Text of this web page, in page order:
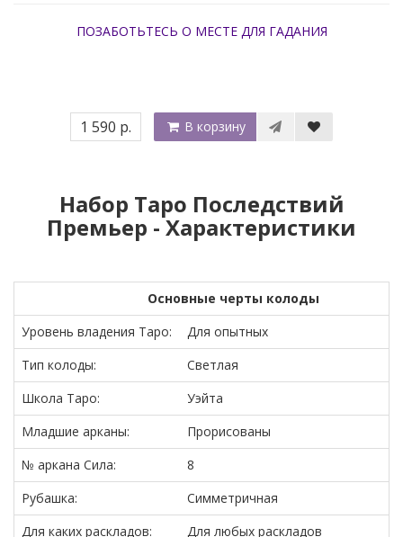
ПОЗАБОТЬТЕСЬ О МЕСТЕ ДЛЯ ГАДАНИЯ
1 590 р. В корзину
Набор Таро Последствий
Премьер - Характеристики
Основные черты колоды
Уровень владения Таро:
Для опытных
Тип колоды:
Светлая
Школа Таро:
Уэйта
Младшие арканы:
Прорисованы
№ аркана Сила:
8
Рубашка:
Симметричная
Для каких раскладов:
Для любых раскладов